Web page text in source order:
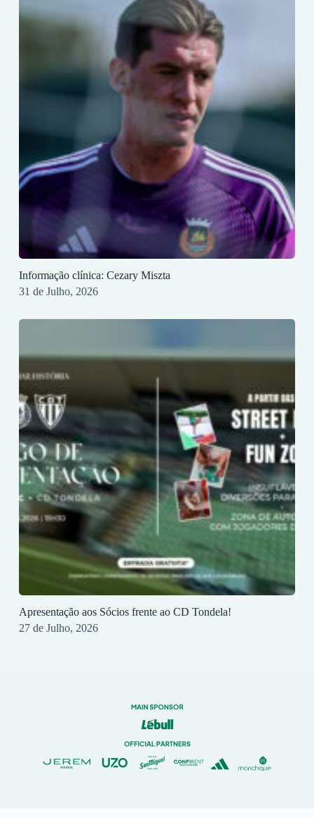
Informação clínica: Cezary Miszta
31 de Julho, 2026
Apresentação aos Sócios frente ao CD Tondela!
27 de Julho, 2026